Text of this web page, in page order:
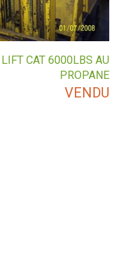
LIFT CAT 6000LBS AU
PROPANE
VENDU